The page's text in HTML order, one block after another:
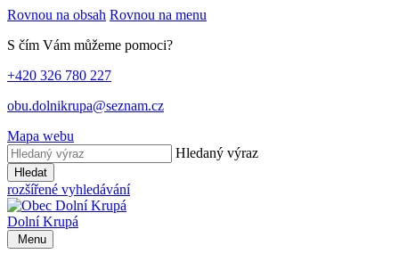
Rovnou na obsah Rovnou na menu
S čím Vám můžeme pomoci?
+420 326 780 227
obu.dolnikrupa@seznam.cz
Mapa webu
Hledaný výraz
Hledat
rozšířené vyhledávání
Dolní Krupá
Menu